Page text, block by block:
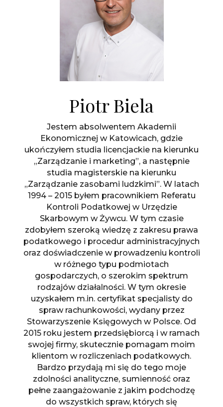
Piotr Biela
Jestem absolwentem Akademii
Ekonomicznej w Katowicach, gdzie
ukończyłem studia licencjackie na kierunku
„Zarządzanie i marketing”, a następnie
studia magisterskie na kierunku
„Zarządzanie zasobami ludzkimi”. W latach
1994 – 2015 byłem pracownikiem Referatu
Kontroli Podatkowej w Urzędzie
Skarbowym w Żywcu. W tym czasie
zdobyłem szeroką wiedzę z zakresu prawa
podatkowego i procedur administracyjnych
oraz doświadczenie w prowadzeniu kontroli
w różnego typu podmiotach
gospodarczych, o szerokim spektrum
rodzajów działalności. W tym okresie
uzyskałem m.in. certyfikat specjalisty do
spraw rachunkowości, wydany przez
Stowarzyszenie Księgowych w Polsce. Od
2015 roku jestem przedsiębiorcą i w ramach
swojej firmy, skutecznie pomagam moim
klientom w rozliczeniach podatkowych.
Bardzo przydają mi się do tego moje
zdolności analityczne, sumienność oraz
pełne zaangażowanie z jakim podchodzę
do wszystkich spraw, których się